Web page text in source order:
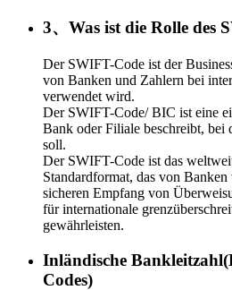
3、Was ist die Rolle des
Der SWIFT-Code ist der
von Banken und Zahlern bei
verwendet wird.
Der SWIFT-Code/ BIC ist eine
Bank oder Filiale beschreibt, bei
soll.
Der SWIFT-Code ist das
Standardformat, das von
sicheren Empfang von
für internationale
gewährleisten.
Inländische
Codes)